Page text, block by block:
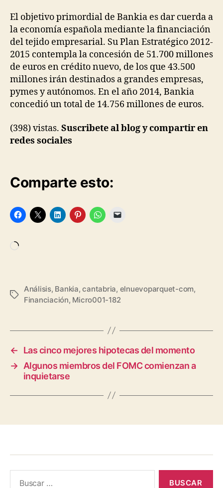
El objetivo primordial de Bankia es dar cuerda a
la economía española mediante la financiación
del tejido empresarial. Su Plan Estratégico 2012-
2015 contempla la concesión de 51.700 millones
de euros en crédito nuevo, de los que 43.500
millones irán destinados a grandes empresas,
pymes y autónomos. En el año 2014, Bankia
concedió un total de 14.756 millones de euros.
(398) vistas. Suscribete al blog y compartir en
redes sociales
Comparte esto:
Etiquetas
Análisis, Bankia,cantabria, elnuevoparquet-com,
Financiación, Micro001-182
←
Las cinco mejores hipotecas del momento
→ Algunos miembros del FOMC comienzan a
inquietarse